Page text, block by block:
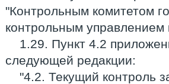
"Контрольным комитетом
контрольным управлением
1.29. Пункт 4.2
следующей редакции:
"4.2. Текущий контроль